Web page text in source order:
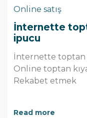
Online satış
İnternette
ipucu
İnternette toptan
Online toptan
Rekabet etmek
Read more